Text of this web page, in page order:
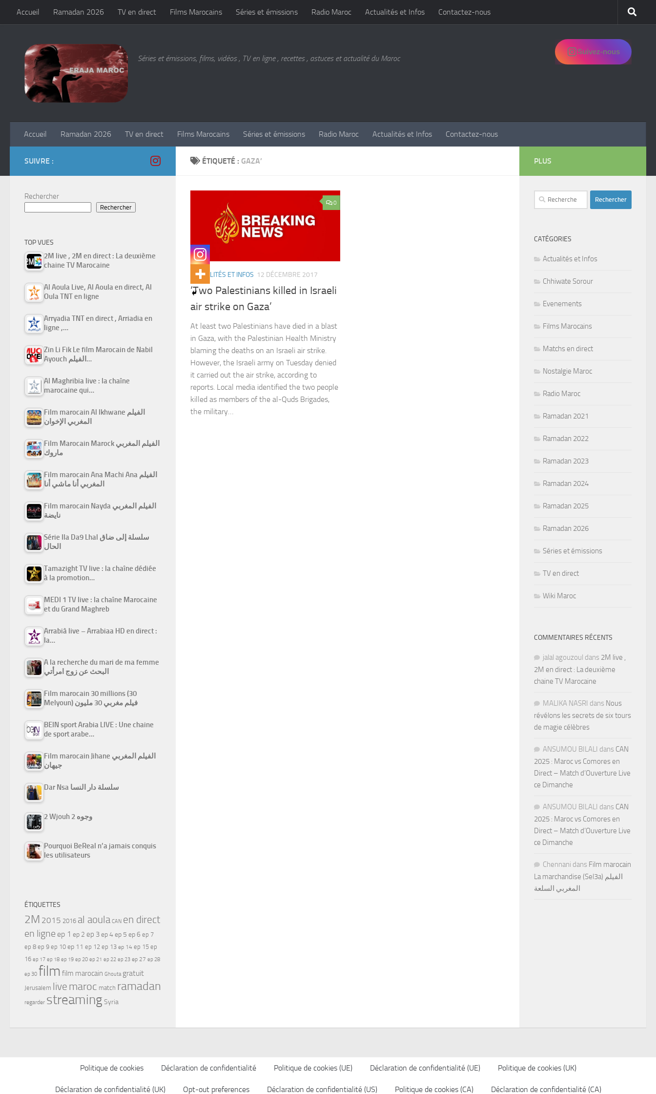
Skip to content
Accueil Ramadan 2026 TV en direct Films Marocains Séries et émissions Radio Maroc Actualités et Infos Contactez-nous
Séries et émissions, films, vidéos , TV en ligne , recettes , astuces et actualité du Maroc
Suivez-nous
Accueil Ramadan 2026 TV en direct Films Marocains Séries et émissions Radio Maroc Actualités et Infos Contactez-nous
ÉTIQUETÉ : GAZA’
0
ACTUALITÉS ET INFOS 12 DÉCEMBRE 2017
‘Two Palestinians killed in Israeli
air strike on Gaza’
At least two Palestinians have died in a blast
in Gaza, with the Palestinian Health Ministry
blaming the deaths on an Israeli air strike.
However, the Israeli army on Tuesday denied
it carried out the air strike, according to
reports. Local media identified the two people
killed as members of the al-Quds Brigades,
the military…
SUIVRE :
Rechercher
Rechercher
TOP VUES
2M live , 2M en direct : La deuxième
chaine TV Marocaine
Al Aoula Live, Al Aoula en direct, Al
Oula TNT en ligne
Arryadia TNT en direct , Arriadia en
ligne ,…
Zin Li Fik Le film Marocain de Nabil
Ayouch الفيلم…
Al Maghribia live : la chaîne
marocaine qui…
Film marocain Al Ikhwane الفيلم
المغربي الإخوان
Film Marocain Marock الفيلم المغربي
ماروك
Film marocain Ana Machi Ana الفيلم
المغربي أنا ماشي أنا
Film marocain Nayda الفيلم المغربي
نايضة
Série Ila Da9 Lhal سلسلة إلى ضاق
الحال
Tamazight TV live : la chaîne dédiée
à la promotion…
MEDI 1 TV live : la chaîne Marocaine
et du Grand Maghreb
Arrabiâ live – Arrabiaa HD en direct :
la…
A la recherche du mari de ma femme
البحث عن زوج امرأتي
Film marocain 30 millions (30
Melyoun) فيلم مغربي 30 مليون
BEIN sport Arabia LIVE : Une chaine
de sport arabe…
Film marocain Jihane الفيلم المغربي
جيهان
Dar Nsa سلسلة دار النسا
2 Wjouh 2 وجوه
Pourquoi BeReal n’a jamais conquis
les utilisateurs
ÉTIQUETTES
2M 2015 2016 al aoula CAN en direct
en ligne ep 1 ep 2 ep 3ep 4ep 5 ep 6 ep 7
ep 8 ep 9 ep 10 ep 11 ep 12 ep 13 ep 14 ep 15 ep
16 ep 17 ep 18 ep 19 ep 20 ep 21 ep 22 ep 23 ep 27 ep 28
ep 30 film film marocain Ghouta gratuit
Jerusalem live maroc match ramadan
regarder streamingSyria
PLUS
Rechercher :
CATÉGORIES
Actualités et Infos
Chhiwate Sorour
Evenements
Films Marocains
Matchs en direct
Nostalgie Maroc
Radio Maroc
Ramadan 2021
Ramadan 2022
Ramadan 2023
Ramadan 2024
Ramadan 2025
Ramadan 2026
Séries et émissions
TV en direct
Wiki Maroc
COMMENTAIRES RÉCENTS
jalal agouzoul dans 2M live ,
2M en direct : La deuxième
chaine TV Marocaine
MALIKA NASRI dans Nous
révélons les secrets de six tours
de magie célèbres
ANSUMOU BILALI dans CAN
2025 : Maroc vs Comores en
Direct – Match d’Ouverture Live
ce Dimanche
ANSUMOU BILALI dans CAN
2025 : Maroc vs Comores en
Direct – Match d’Ouverture Live
ce Dimanche
Chennani dans Film marocain
La marchandise (Sel3a) الفيلم
المغربي السلعة
Politique de cookies Déclaration de confidentialité Politique de cookies (UE) Déclaration de confidentialité (UE) Politique de cookies (UK)
Déclaration de confidentialité (UK) Opt-out preferences Déclaration de confidentialité (US) Politique de cookies (CA) Déclaration de confidentialité (CA)